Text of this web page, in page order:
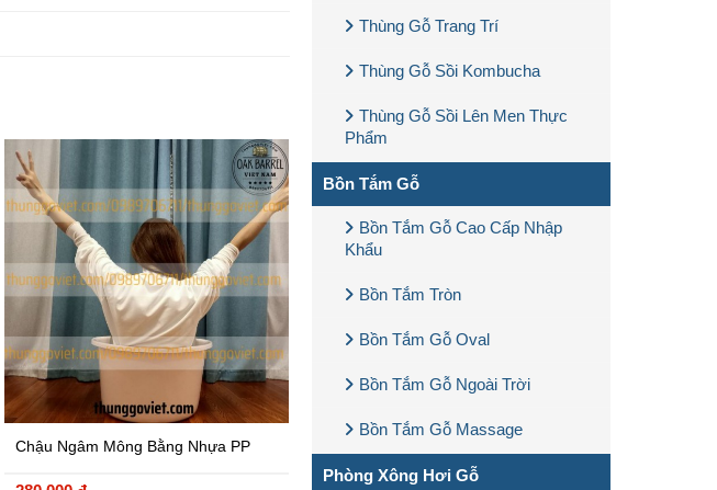
Chậu Ngâm Mông Bằng Nhựa PP
Thùng Gỗ Trang Trí
Thùng Gỗ Sồi Kombucha
Thùng Gỗ Sồi Lên Men Thực
Phẩm
Bồn Tắm Gỗ
Bồn Tắm Gỗ Cao Cấp Nhập
Khẩu
Bồn Tắm Tròn
Bồn Tắm Gỗ Oval
Bồn Tắm Gỗ Ngoài Trời
Bồn Tắm Gỗ Massage
Phòng Xông Hơi Gỗ